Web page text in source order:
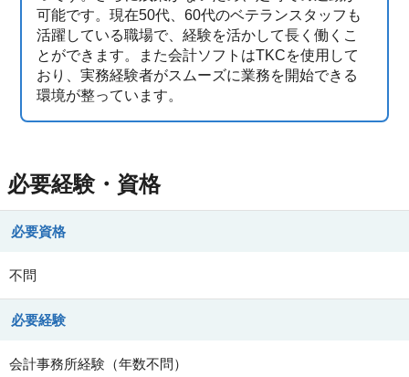
可能です。現在50代、60代のベテランスタッフも
活躍している職場で、経験を活かして長く働くこ
とができます。また会計ソフトはTKCを使用して
おり、実務経験者がスムーズに業務を開始できる
環境が整っています。
必要経験・資格
必要資格
不問
必要経験
会計事務所経験（年数不問）